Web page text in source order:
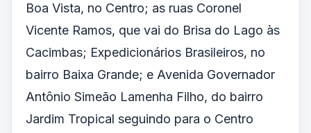
Boa Vista, no Centro; as ruas Coronel
Vicente Ramos, que vai do Brisa do Lago às
Cacimbas; Expedicionários Brasileiros, no
bairro Baixa Grande; e Avenida Governador
Antônio Simeão Lamenha Filho, do bairro
Jardim Tropical seguindo para o Centro